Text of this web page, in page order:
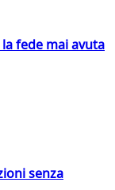
fede mai avuta
senza